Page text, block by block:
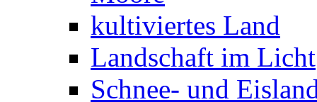
kultiviertes Land
Landschaft im Licht
Schnee- und